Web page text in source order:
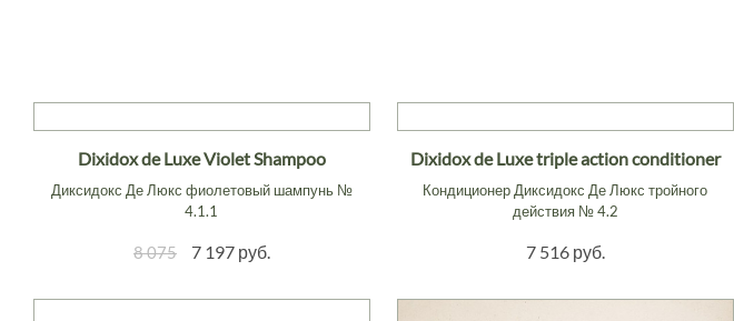
Dixidox de Luxe Violet Shampoo
Диксидокс Де Люкс фиолетовый шампунь №
4.1.1
8 075 7 197 руб.
Dixidox de Luxe triple action conditioner
Кондиционер Диксидокс Де Люкс тройного
действия № 4.2
7 516 руб.